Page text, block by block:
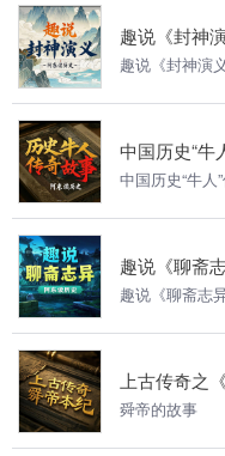
趣说《封神
趣说《封神演
中国历史“牛
中国历史“牛人
趣说《聊斋
趣说《聊斋志
上古传奇之
舜帝的故事